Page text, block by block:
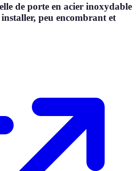
de porte en acier inoxydable
peu encombrant et